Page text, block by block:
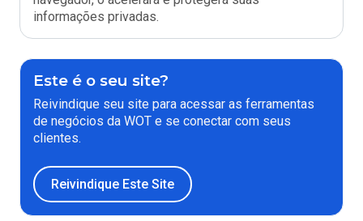
informações privadas.
Este é o seu site?
Reivindique seu site para acessar as ferramentas
de negócios da WOT e se conectar com seus
clientes.
Reivindique Este Site